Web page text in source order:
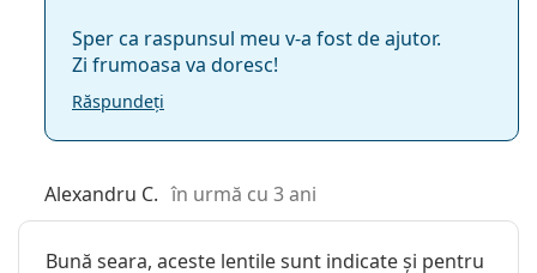
Sper ca raspunsul meu v-a fost de ajutor.
Zi frumoasa va doresc!
Răspundeți
Alexandru C. în urmă cu 3 ani
Bună seara, aceste lentile sunt indicate și pentru